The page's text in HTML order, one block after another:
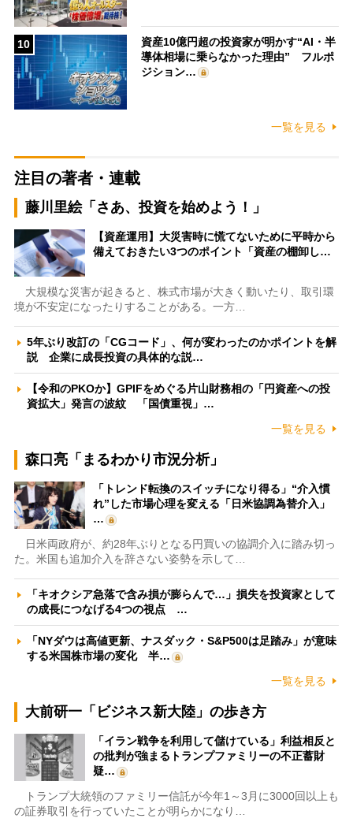
10
資産10億円超の投資家が明かす“AI・半
導体相場に乗らなかった理由” フルポ
ジション…
一覧を見る
注目の著者・連載
藤川里絵「さあ、投資を始めよう！」
【資産運用】大災害時に慌てないために平時から
備えておきたい3つのポイント「資産の棚卸し…
大規模な災害が起きると、株式市場が大きく動いたり、取引環
境が不安定になったりすることがある。一方…
5年ぶり改訂の「CGコード」、何が変わったのかポイントを解
説 企業に成長投資の具体的な説…
【令和のPKOか】GPIFをめぐる片山財務相の「円資産への投
資拡大」発言の波紋 「国債重視」…
一覧を見る
森口亮「まるわかり市況分析」
「トレンド転換のスイッチになり得る」“介入慣
れ”した市場心理を変える「日米協調為替介入」
…
日米両政府が、約28年ぶりとなる円買いの協調介入に踏み切っ
た。米国も追加介入を辞さない姿勢を示して…
「キオクシア急落で含み損が膨らんで…」損失を投資家として
の成長につなげる4つの視点 …
「NYダウは高値更新、ナスダック・S&P500は足踏み」が意味
する米国株市場の変化 半…
一覧を見る
大前研一「ビジネス新大陸」の歩き方
「イラン戦争を利用して儲けている」利益相反と
の批判が強まるトランプファミリーの不正蓄財
疑…
トランプ大統領のファミリー信託が今年1～3月に3000回以上も
の証券取引を行っていたことが明らかになり…